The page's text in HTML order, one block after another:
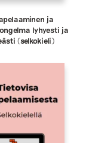
ja
lyhyesti ja
(selkokieli)